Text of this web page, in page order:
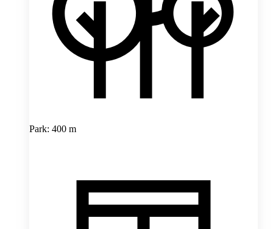
Park: 400 m